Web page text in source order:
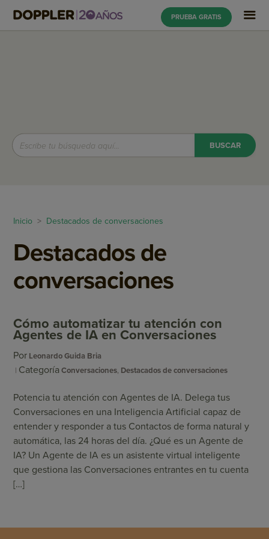
PRUEBA GRATIS
Inicio > Destacados de conversaciones
Destacados de
conversaciones
Cómo automatizar tu atención con
Agentes de IA en Conversaciones
Por Leonardo Guida Bria
Categoría Conversaciones, Destacados de conversaciones
Potencia tu atención con Agentes de IA. Delega tus
Conversaciones en una Inteligencia Artificial capaz de
entender y responder a tus Contactos de forma natural y
automática, las 24 horas del día. ¿Qué es un Agente de
IA? Un Agente de IA es un asistente virtual inteligente
que gestiona las Conversaciones entrantes en tu cuenta
[…]